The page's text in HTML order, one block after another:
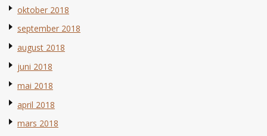
oktober 2018
september 2018
august 2018
juni 2018
mai 2018
april 2018
mars 2018